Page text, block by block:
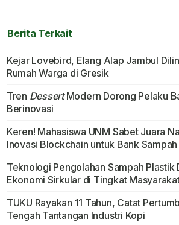
Berita Terkait
Kejar Lovebird, Elang Alap Jambul
Rumah Warga di Gresik
Tren DessertModern Dorong Pelaku
Berinovasi
Keren! Mahasiswa UNM Sabet Juara
Inovasi Blockchain untuk Bank Sampah
Teknologi Pengolahan Sampah Plastik
Ekonomi Sirkular di Tingkat
TUKU Rayakan 11 Tahun, Catat
Tengah Tantangan Industri Kopi